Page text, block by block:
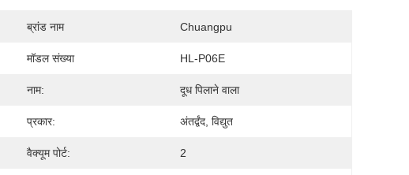
ब्रांड नाम Chuangpu
मॉडल संख्या HL-P06E
नाम: दूध पिलाने वाला
प्रकार: अंतर्द्वंद, विद्युत
वैक्यूम पोर्ट: 2